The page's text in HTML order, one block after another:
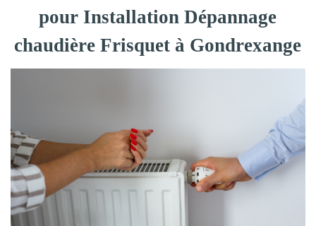
pour Installation Dépannage
chaudière Frisquet à Gondrexange